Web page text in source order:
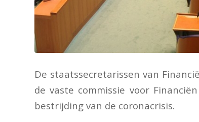
De staatssecretarissen van
de vaste commissie voor
bestrijding van de coronacrisis.